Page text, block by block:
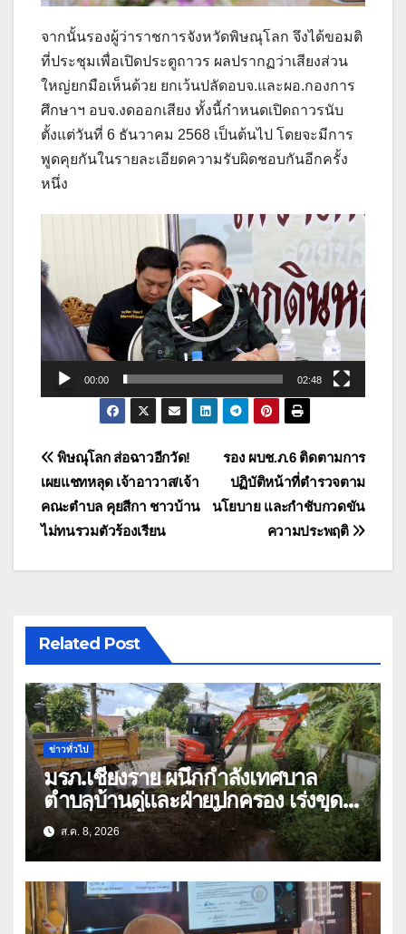
จากนั้นรองผู้ว่าราชการจังหวัดพิษณุโลก จึงได้ขอมติ
ที่ประชุมเพื่อเปิดประตูถาวร ผลปรากฏว่าเสียงส่วน
ใหญ่ยกมือเห็นด้วย ยกเว้นปลัดอบจ.และผอ.กองการ
ศึกษาฯ อบจ.งดออกเสียง ทั้งนี้กำหนดเปิดถาวรนับ
ตั้งแต่วันที่ 6 ธันวาคม 2568 เป็นต้นไป โดยจะมีการ
พูดคุยกันในรายละเอียดความรับผิดชอบกันอีกครั้ง
หนึ่ง
ไฟล์
วิดีโอ
00:00 02:48
แนะแนว
เรื่อง
รอง ผบช.ภ.6 ติดตามการ
ปฏิบัติหน้าที่ตำรวจตาม
นโยบาย และกำชับกวดขัน
ความประพฤติ
พิษณุโลก ส่อฉาวอีกวัด!
เผยแชทหลุด เจ้าอาวาส/เจ้า
คณะตำบล คุยสีกา ชาวบ้าน
ไม่ทนรวมตัวร้องเรียน
Related Post
ข่าวทั่วไป
มรภ.เชียงราย ผนึกกำลังเทศบาล
ตำบลบ้านดู่และฝ่ายปกครอง เร่งขุด
ลอกสิ่งกีดขวางทางน้ำ ป้องกันและลด
ปัญหาน้ำท่วม
ส.ค. 8, 2026